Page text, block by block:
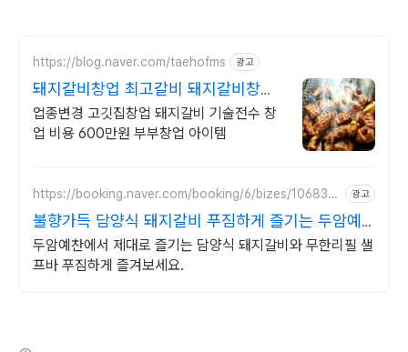
https://blog.naver.com/taehofms 광고
돼지갈비창업 최고갈비 돼지갈비창업
기술전수최고갈비
업종변경 고깃집창업 돼지갈비 기술전수 창
업 비용 600만원 부부창업 아이템
https://booking.naver.com/booking/6/bizes/106837
광고
불향가득 담양식 돼지갈비 푸짐하게 즐기는 두암예
찬!
두암예찬에서 제대로 즐기는 담양식 돼지갈비와 무한리필 샐
프바 푸짐하게 즐겨보세요.